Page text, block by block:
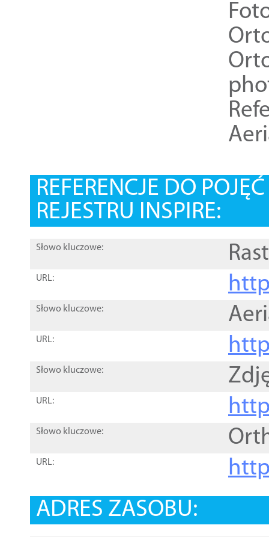
REFERENCJE DO
REJESTRU INSPIRE:
Słowo kluczowe:
URL:
Słowo kluczowe:
URL:
Słowo kluczowe:
URL:
Słowo kluczowe:
URL:
ADRES ZASOBU: